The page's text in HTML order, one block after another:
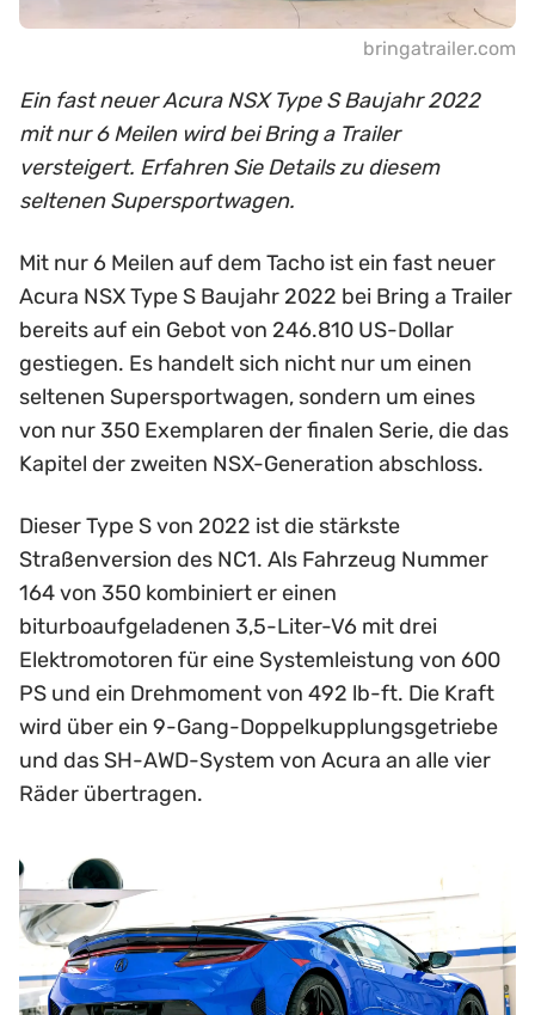
bringatrailer.com
Ein fast neuer Acura NSX Type S Baujahr 2022
mit nur 6 Meilen wird bei Bring a Trailer
versteigert. Erfahren Sie Details zu diesem
seltenen Supersportwagen.
Mit nur 6 Meilen auf dem Tacho ist ein fast neuer
Acura NSX Type S Baujahr 2022 bei Bring a Trailer
bereits auf ein Gebot von 246.810 US-Dollar
gestiegen. Es handelt sich nicht nur um einen
seltenen Supersportwagen, sondern um eines
von nur 350 Exemplaren der finalen Serie, die das
Kapitel der zweiten NSX-Generation abschloss.
Dieser Type S von 2022 ist die stärkste
Straßenversion des NC1. Als Fahrzeug Nummer
164 von 350 kombiniert er einen
biturboaufgeladenen 3,5-Liter-V6 mit drei
Elektromotoren für eine Systemleistung von 600
PS und ein Drehmoment von 492 lb-ft. Die Kraft
wird über ein 9-Gang-Doppelkupplungsgetriebe
und das SH-AWD-System von Acura an alle vier
Räder übertragen.